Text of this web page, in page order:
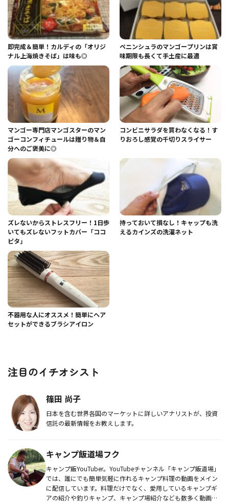
即完成＆簡単！カルディの「オリジ
ナル上海焼きそば」は味も◎
ペニンシュラのマンゴープリンは賞
味期限も長くて手土産に最適
マンゴー専門店マンゴスターのマン
ゴーコンフィチュールは贈り物＆自
分へのご褒美に◎
コンビニサラダを買わなくなる！す
りおろし感覚の千切りスライサー
ズレないからストレスフリー！1日歩
いてもズレないフットカバー「ココ
ピタ」
持っておいて損なし！キャップも洗
えるカインズの洗濯ネット
不器用な人にオススメ！簡単にヘア
セットができるブラシアイロン
注目のイチオシスト
篠田 尚子
日本を含む世界各国のマーケットに詳しいアナリストが、投資
信託の最新情報をお教えします。
キャンプ飯道場フク
キャンプ飯YouTuber。YouTubeチャンネル「キャンプ飯道場」
では、誰にでも簡単気軽に作れるキャンプ料理の動画をメイン
に配信しています。料理だけでなく、愛用しているキャンプギ
アの紹介や釣りキャンプ、キャンプ場紹介なども数多く動画配